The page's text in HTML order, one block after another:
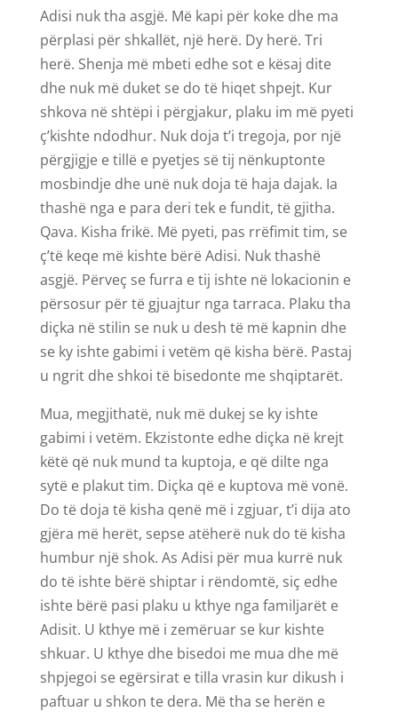
Adisi nuk tha asgjë. Më kapi për koke dhe ma
përplasi për shkallët, një herë. Dy herë. Tri
herë. Shenja më mbeti edhe sot e kësaj dite
dhe nuk më duket se do të hiqet shpejt. Kur
shkova në shtëpi i përgjakur, plaku im më pyeti
ç’kishte ndodhur. Nuk doja t’i tregoja, por një
përgjigje e tillë e pyetjes së tij nënkuptonte
mosbindje dhe unë nuk doja të haja dajak. Ia
thashë nga e para deri tek e fundit, të gjitha.
Qava. Kisha frikë. Më pyeti, pas rrëfimit tim, se
ç’të keqe më kishte bërë Adisi. Nuk thashë
asgjë. Përveç se furra e tij ishte në lokacionin e
përsosur për të gjuajtur nga tarraca. Plaku tha
diçka në stilin se nuk u desh të më kapnin dhe
se ky ishte gabimi i vetëm që kisha bërë. Pastaj
u ngrit dhe shkoi të bisedonte me shqiptarët.
Mua, megjithatë, nuk më dukej se ky ishte
gabimi i vetëm. Ekzistonte edhe diçka në krejt
këtë që nuk mund ta kuptoja, e që dilte nga
sytë e plakut tim. Diçka që e kuptova më vonë.
Do të doja të kisha qenë më i zgjuar, t’i dija ato
gjëra më herët, sepse atëherë nuk do të kisha
humbur një shok. As Adisi për mua kurrë nuk
do të ishte bërë shiptar i rëndomtë, siç edhe
ishte bërë pasi plaku u kthye nga familjarët e
Adisit. U kthye më i zemëruar se kur kishte
shkuar. U kthye dhe bisedoi me mua dhe më
shpjegoi se egërsirat e tilla vrasin kur dikush i
paftuar u shkon te dera. Më tha se herën e